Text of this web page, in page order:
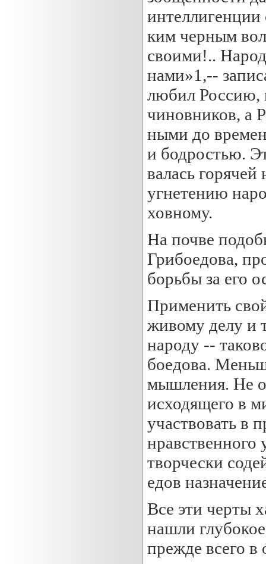
интеллигенции
ким черным
своими!..
нами»1,--
любил Россию,
чиновников, а
ными до
и бодростью.
валась
угнетению
ховному.
На почве
Грибоедова,
борьбы за его
Применить
живому делу и
народу --
боедова.
мышления. Не
исходящего в
участвовать в
творчески
едов
Все эти черты
нашли
прежде всего в